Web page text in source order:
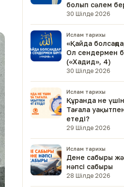
болып сәлем
30 Шілде 2026
Ислам тарихы
«Қайда
Ол сендермен
(«Хадид», 4)
30 Шілде 2026
Ислам тарихы
Құранда не
Тағала
етеді?
29 Шілде 2026
Ислам тарихы
Дене сабыры
нәпсі сабыры
28 Шілде 2026